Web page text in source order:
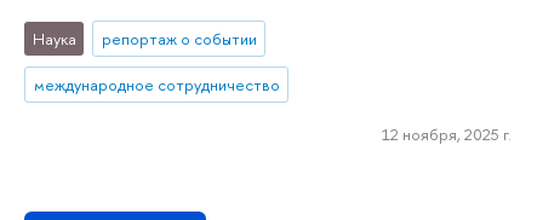
Наука репортаж о событии
международное сотрудничество
12 ноября, 2025 г.